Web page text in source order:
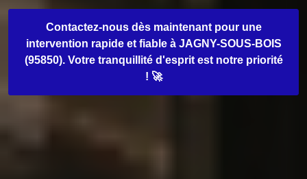
Contactez-nous dès maintenant pour une
intervention rapide et fiable à JAGNY-SOUS-BOIS
(95850). Votre tranquillité d'esprit est notre priorité
! 🚀